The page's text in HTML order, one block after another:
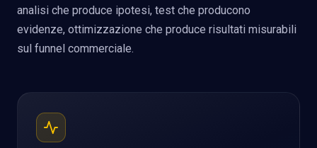
analisi che produce ipotesi, test che producono
evidenze, ottimizzazione che produce risultati misurabili
sul funnel commerciale.